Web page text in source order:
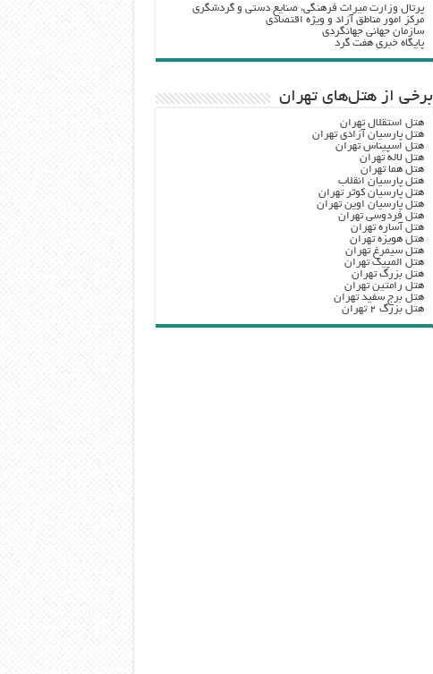
پرتال وزارت ميراث فرهنگي، صنایع دستی و گردشگري
مرکز امور مناطق آزاد و ویژه اقتصادی
سازمان جهانی جهانگردی
پایگاه خبری هفت گرد
برخی از هتل‌های تهران
هتل استقلال تهران
هتل پارسیان آزادی تهران
هتل اسپیناس تهران
هتل لاله تهران
هتل هما تهران
هتل پارسیان انقلاب
هتل پارسیان کوثر تهران
هتل پارسیان اوین تهران
هتل فردوسی تهران
هتل آساره تهران
هتل هویزه تهران
هتل سیمرغ تهران
هتل المپیک تهران
هتل بزرگ تهران
هتل رامتین تهران
هتل برج سفید تهران
هتل بزرگ ۲ تهران